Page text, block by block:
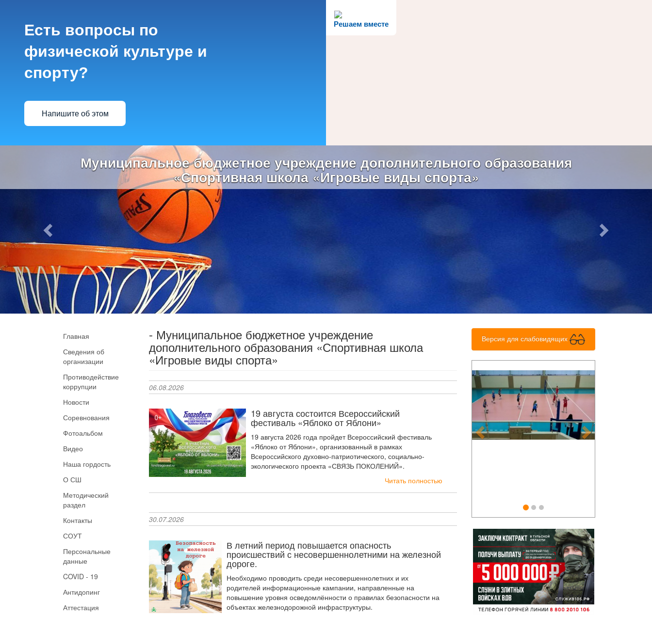
Решаем вместе
Есть вопросы по
физической культуре и
спорту?
Напишите об этом
Муниципальное бюджетное учреждение дополнительного образования
«Спортивная школа «Игровые виды спорта»
Главная
Сведения об
организации
Противодействие
коррупции
Новости
Соревнования
Фотоальбом
Видео
Наша гордость
О СШ
Методический
раздел
Контакты
СОУТ
Персональные
данные
COVID - 19
Антидопинг
Аттестация
- Муниципальное бюджетное учреждение
дополнительного образования «Спортивная школа
«Игровые виды спорта»
06.08.2026
19 августа состоится Всероссийский
фестиваль «Яблоко от Яблони»
19 августа 2026 года пройдет Всероссийский фестиваль
«Яблоко от Яблони», организованный в рамках
Всероссийского духовно-патриотического, социально-
экологического проекта «СВЯЗЬ ПОКОЛЕНИЙ».
Читать полностью
30.07.2026
В летний период повышается опасность
происшествий с несовершеннолетними на железной
дороге.
Необходимо проводить среди несовершеннолетних и их
родителей информационные кампании, направленные на
повышение уровня осведомлённости о правилах безопасности на
объектах железнодорожной инфраструктуры.
Версия для слабовидящих
Previous Next